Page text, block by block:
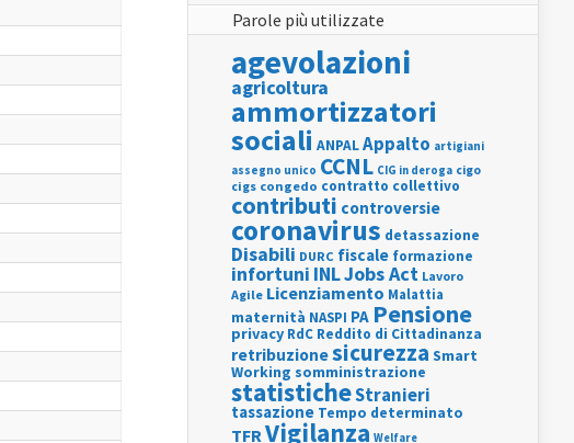
Parole più utilizzate
agevolazioni
agricoltura
ammortizzatori
sociali ANPALAppalto artigiani
assegno unico CCNL CIG in deroga cigo
cigs congedo contratto collettivo
contributi controversie
coronavirus detassazione
Disabili DURC fiscale formazione
infortuni INLJobs Act Lavoro
Agile Licenziamento Malattia
maternità NASPI PA Pensione
privacy RdC Reddito di Cittadinanza
retribuzionesicurezza Smart
Working somministrazione
statisticheStranieri
tassazione Tempo determinato
TFRVigilanza Welfare